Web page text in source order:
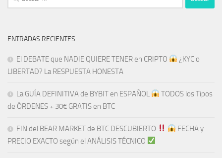
ENTRADAS RECIENTES
El DEBATE que NADIE QUIERE TENER en CRIPTO
¿KYC o
LIBERTAD? La RESPUESTA HONESTA
La GUÍA DEFINITIVA de BYBIT en ESPAÑOL
TODOS los Tipos
de ÓRDENES + 30€ GRATIS en BTC
FIN del BEAR MARKET de BTC DESCUBIERTO
FECHA y
PRECIO EXACTO según el ANÁLISIS TÉCNICO